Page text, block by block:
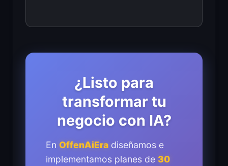
¿Listo para
transformar tu
negocio con IA?
En OffenAiEra diseñamos e
implementamos planes de 30